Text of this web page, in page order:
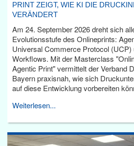
PRINT ZEIGT, WIE KI DIE
VERÄNDERT
Am 24. September 2026 dreht sich
Evolutionsstufe des Onlineprints:
Universal Commerce Protocol (UCP)
Workflows. Mit der Masterclass
Agentic Print" vermittelt der Verband
Bayern praxisnah, wie sich
auf diese Entwicklung vorbereiten
Weiterlesen...